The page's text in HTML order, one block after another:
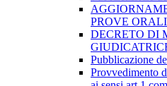
PROVE
DECRETO DI
Pubblicazione
Provvedimento